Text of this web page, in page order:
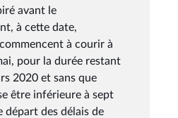
avant le
à cette date,
à courir à
pour la durée restant
2020 et sans que
être inférieure à sept
départ des délais de